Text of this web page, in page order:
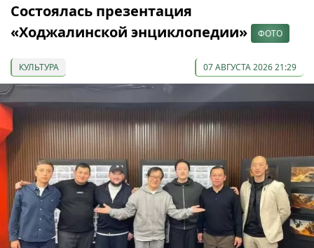
Состоялась презентация
«Ходжалинской энциклопедии»
ФОТО
КУЛЬТУРА 07 АВГУСТА 2026 21:29